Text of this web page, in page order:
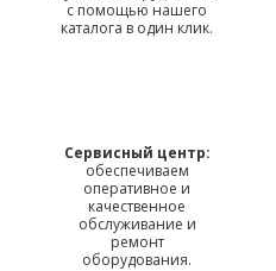
с помощью нашего
каталога в один клик.
Сервисный центр:
обеспечиваем
оперативное и
качественное
обслуживание и
ремонт
оборудования.